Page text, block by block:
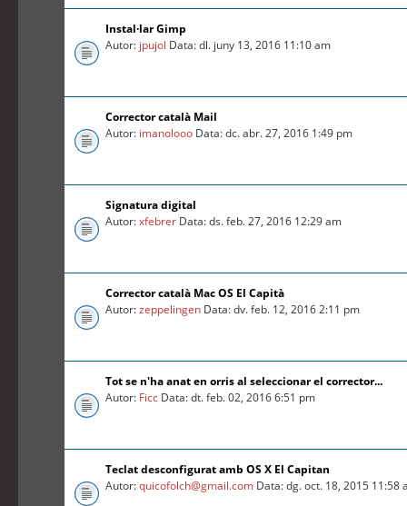
Instal·lar Gimp
Autor: jpujol Data: dl. juny 13, 2016 11:10 am
Corrector català Mail
Autor: imanolooo Data: dc. abr. 27, 2016 1:49 pm
Signatura digital
Autor:xfebrer Data: ds. feb. 27, 2016 12:29 am
Corrector català Mac OS El Capità
Autor:zeppelingen Data: dv. feb. 12, 2016 2:11 pm
Tot se n'ha anat en orris al seleccionar el corrector...
Autor: Ficc Data: dt. feb. 02, 2016 6:51 pm
Teclat desconfigurat amb OS X El Capitan
Autor:quicofolch@gmail.com Data: dg. oct. 18, 2015 11:58